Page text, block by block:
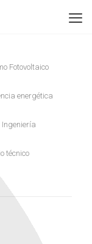
Fotovoltaico
energética
Ingeniería
técnico